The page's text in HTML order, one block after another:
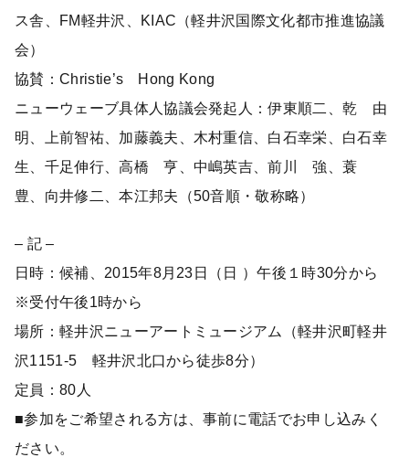
ス舎、FM軽井沢、KIAC（軽井沢国際文化都市推進協議
会）
協賛：Christie’s Hong Kong
ニューウェーブ具体人協議会発起人：伊東順二、乾 由
明、上前智祐、加藤義夫、木村重信、白石幸栄、白石幸
生、千足伸行、高橋 亨、中嶋英吉、前川 強、蓑
豊、向井修二、本江邦夫（50音順・敬称略）
– 記 –
日時：候補、2015年8月23日（日 ）午後１時30分から
※受付午後1時から
場所：軽井沢ニューアートミュージアム（軽井沢町軽井
沢1151-5 軽井沢北口から徒歩8分）
定員：80人
■参加をご希望される方は、事前に電話でお申し込みく
ださい。